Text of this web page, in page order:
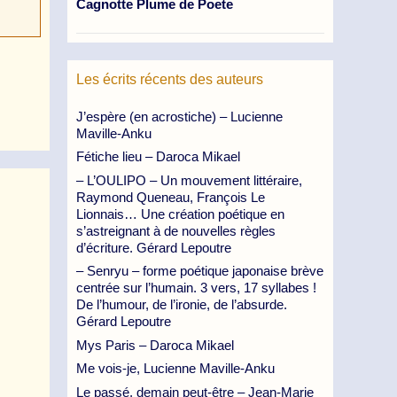
Cagnotte Plume de Poete
Les écrits récents des auteurs
J’espère (en acrostiche) – Lucienne
Maville-Anku
Fétiche lieu – Daroca Mikael
– L’OULIPO – Un mouvement littéraire,
Raymond Queneau, François Le
Lionnais… Une création poétique en
s’astreignant à de nouvelles règles
d’écriture. Gérard Lepoutre
– Senryu – forme poétique japonaise brève
centrée sur l’humain. 3 vers, 17 syllabes !
De l’humour, de l’ironie, de l’absurde.
Gérard Lepoutre
Mys Paris – Daroca Mikael
Me vois-je, Lucienne Maville-Anku
Le passé, demain peut-être – Jean-Marie